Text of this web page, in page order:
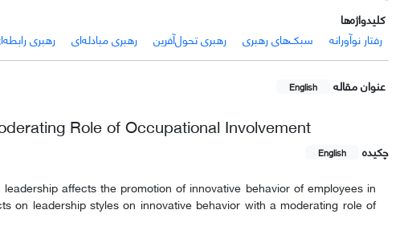
کلیدواژه‌ها
رفتار نوآورانه
سبک‌های رهبری رهبری تحول‌آفرین رهبری مبادله‌ای رهبری
عنوان مقاله English
Role of Occupational Involvement
چکیده English
affects the promotion of innovative behavior of employees in
on leadership styles on innovative behavior with a moderating role of